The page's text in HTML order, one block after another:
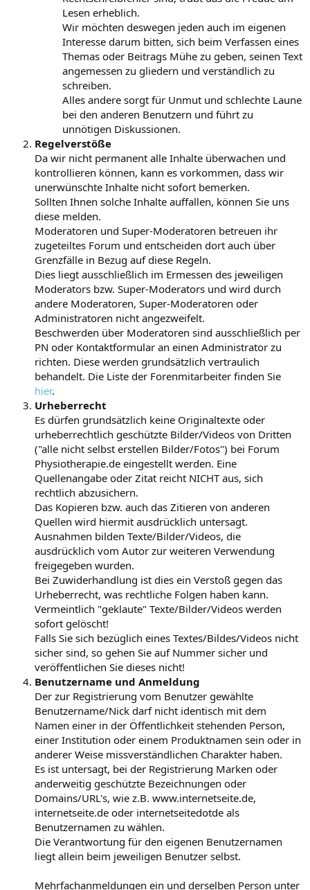
Lesen erheblich.
Wir möchten deswegen jeden auch im eigenen
Interesse darum bitten, sich beim Verfassen eines
Themas oder Beitrags Mühe zu geben, seinen Text
angemessen zu gliedern und verständlich zu
schreiben.
Alles andere sorgt für Unmut und schlechte Laune
bei den anderen Benutzern und führt zu
unnötigen Diskussionen.
Regelverstöße
Da wir nicht permanent alle Inhalte überwachen und
kontrollieren können, kann es vorkommen, dass wir
unerwünschte Inhalte nicht sofort bemerken.
Sollten Ihnen solche Inhalte auffallen, können Sie uns
diese melden.
Moderatoren und Super-Moderatoren betreuen ihr
zugeteiltes Forum und entscheiden dort auch über
Grenzfälle in Bezug auf diese Regeln.
Dies liegt ausschließlich im Ermessen des jeweiligen
Moderators bzw. Super-Moderators und wird durch
andere Moderatoren, Super-Moderatoren oder
Administratoren nicht angezweifelt.
Beschwerden über Moderatoren sind ausschließlich per
PN oder Kontaktformular an einen Administrator zu
richten. Diese werden grundsätzlich vertraulich
behandelt. Die Liste der Forenmitarbeiter finden Sie
hier.
Urheberrecht
Es dürfen grundsätzlich keine Originaltexte oder
urheberrechtlich geschützte Bilder/Videos von Dritten
("alle nicht selbst erstellen Bilder/Fotos") bei Forum
Physiotherapie.de eingestellt werden. Eine
Quellenangabe oder Zitat reicht NICHT aus, sich
rechtlich abzusichern.
Das Kopieren bzw. auch das Zitieren von anderen
Quellen wird hiermit ausdrücklich untersagt.
Ausnahmen bilden Texte/Bilder/Videos, die
ausdrücklich vom Autor zur weiteren Verwendung
freigegeben wurden.
Bei Zuwiderhandlung ist dies ein Verstoß gegen das
Urheberrecht, was rechtliche Folgen haben kann.
Vermeintlich "geklaute" Texte/Bilder/Videos werden
sofort gelöscht!
Falls Sie sich bezüglich eines Textes/Bildes/Videos nicht
sicher sind, so gehen Sie auf Nummer sicher und
veröffentlichen Sie dieses nicht!
Benutzername und Anmeldung
Der zur Registrierung vom Benutzer gewählte
Benutzername/Nick darf nicht identisch mit dem
Namen einer in der Öffentlichkeit stehenden Person,
einer Institution oder einem Produktnamen sein oder in
anderer Weise missverständlichen Charakter haben.
Es ist untersagt, bei der Registrierung Marken oder
anderweitig geschützte Bezeichnungen oder
Domains/URL's, wie z.B. www.internetseite.de,
internetseite.de oder internetseitedotde als
Benutzernamen zu wählen.
Die Verantwortung für den eigenen Benutzernamen
liegt allein beim jeweiligen Benutzer selbst.
Mehrfachanmeldungen ein und derselben Person unter